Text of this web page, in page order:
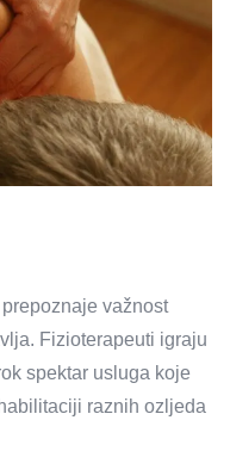
važnost
Fizioterapeuti igraju
spektar usluga koje
raznih ozljeda